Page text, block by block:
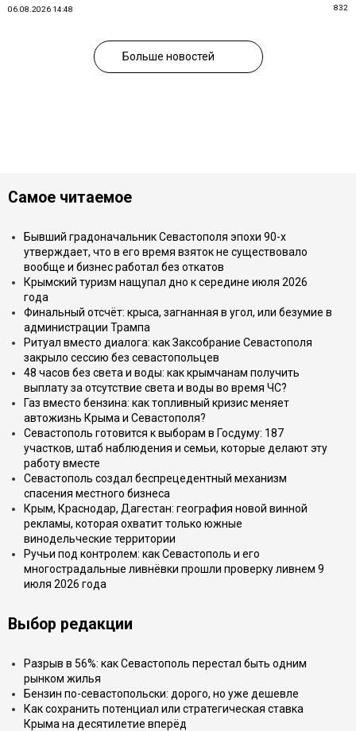
06.08.2026 14:48 832
Больше новостей
Самое читаемое
Бывший градоначальник Севастополя эпохи 90-х
утверждает, что в его время взяток не существовало
вообще и бизнес работал без откатов
Крымский туризм нащупал дно к середине июля 2026
года
Финальный отсчёт: крыса, загнанная в угол, или безумие в
администрации Трампа
Ритуал вместо диалога: как Заксобрание Севастополя
закрыло сессию без севастопольцев
48 часов без света и воды: как крымчанам получить
выплату за отсутствие света и воды во время ЧС?
Газ вместо бензина: как топливный кризис меняет
автожизнь Крыма и Севастополя?
Севастополь готовится к выборам в Госдуму: 187
участков, штаб наблюдения и семьи, которые делают эту
работу вместе
Севастополь создал беспрецедентный механизм
спасения местного бизнеса
Крым, Краснодар, Дагестан: география новой винной
рекламы, которая охватит только южные
винодельческие территории
Ручьи под контролем: как Севастополь и его
многострадальные ливнёвки прошли проверку ливнем 9
июля 2026 года
Выбор редакции
Разрыв в 56%: как Севастополь перестал быть одним
рынком жилья
Бензин по-севастопольски: дорого, но уже дешевле
Как сохранить потенциал или стратегическая ставка
Крыма на десятилетие вперёд